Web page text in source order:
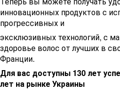
инновационных продуктов с
прогрессивных и
эксклюзивных технологий, с
здоровье волос от лучших в
Франции.
Для вас доступны 130 лет
лет на рынке Украины